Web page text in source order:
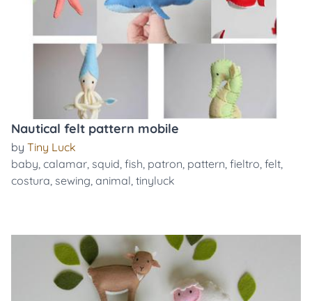
Nautical felt pattern mobile
by Tiny Luck
baby, calamar, squid, fish, patron, pattern, fieltro, felt,
costura, sewing, animal, tinyluck